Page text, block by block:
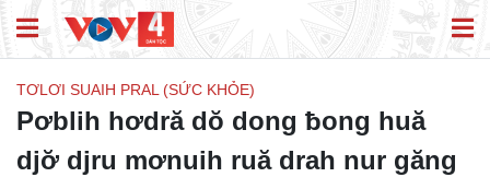
TƠLƠI SUAIH PRAL (SỨC KHỎE)
Pơblih hơdră dŏ dong ƀong huă
djơ̆ djru mơnuih ruă drah nur găng